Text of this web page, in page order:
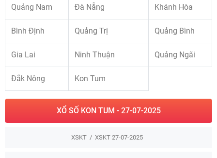
Quảng Nam Đà Nẵng Khánh Hòa
Bình Định Quảng Trị Quảng Bình
Gia Lai Ninh Thuận Quảng Ngãi
Đắk Nông Kon Tum
XỔ SỐ KON TUM - 27-07-2025
XSKT XSKT 27-07-2025